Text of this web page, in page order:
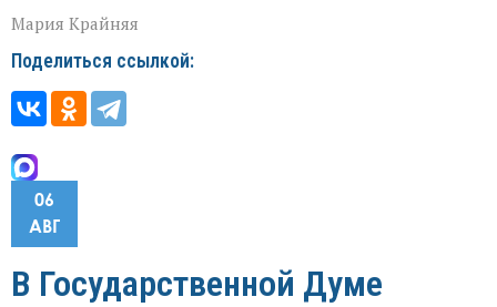
Мария Крайняя
Поделиться ссылкой:
06
АВГ
В Государственной Думе